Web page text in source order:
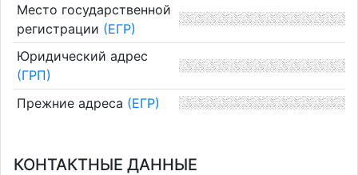
Место государственной
регистрации (ЕГР)
Юридический адрес
(ГРП)
Прежние адреса (ЕГР)
КОНТАКТНЫЕ ДАННЫЕ